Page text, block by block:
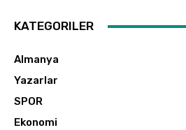
KATEGORILER
Almanya
Yazarlar
SPOR
Ekonomi